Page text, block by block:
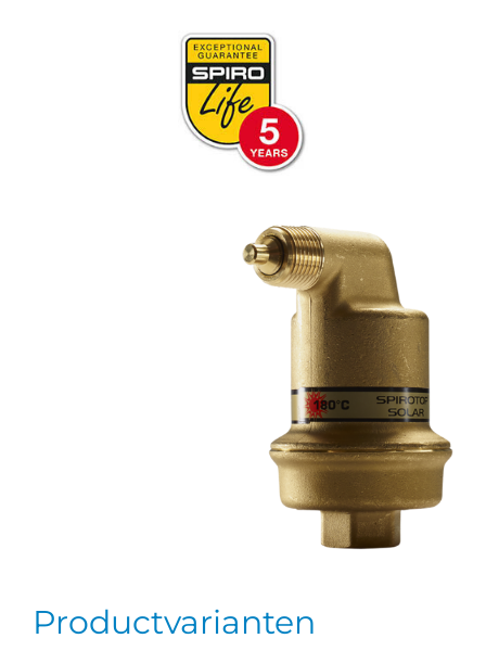
Productvarianten